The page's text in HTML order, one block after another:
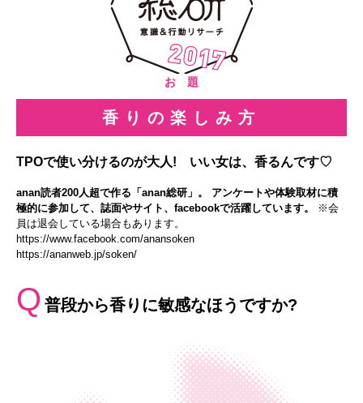
お 題
香りの楽しみ方
TPOで使い分けるのが大人! いい女は、香るんです♡
anan読者200人超で作る「anan総研」。 アンケートや体験取材に積
極的に参加して、誌面やサイト、facebookで活躍しています。
※会
員は退会している場合もあります。
https://www.facebook.com/anansoken
https://ananweb.jp/soken/
Q 普段から香りに敏感なほうですか?